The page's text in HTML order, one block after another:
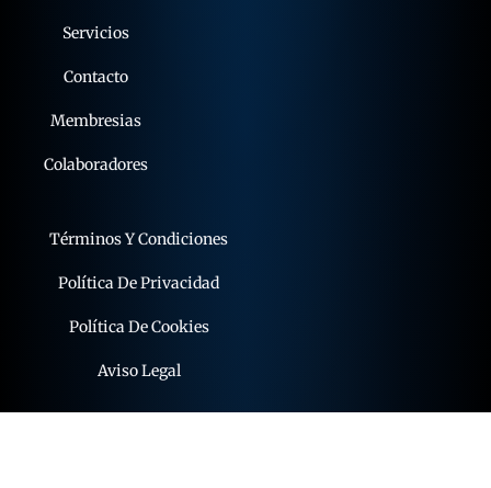
Términos Y Condiciones
Política De Privacidad
Política De Cookies
Aviso Legal
Servicios
Contacto
Membresias
Colaboradores